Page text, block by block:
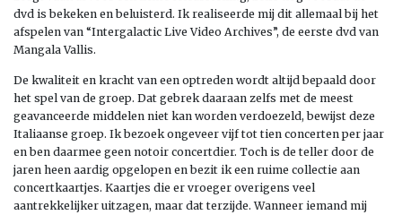
dvd is bekeken en beluisterd. Ik realiseerde mij dit allemaal bij het
afspelen van “Intergalactic Live Video Archives”, de eerste dvd van
Mangala Vallis.
De kwaliteit en kracht van een optreden wordt altijd bepaald door
het spel van de groep. Dat gebrek daaraan zelfs met de meest
geavanceerde middelen niet kan worden verdoezeld, bewijst deze
Italiaanse groep. Ik bezoek ongeveer vijf tot tien concerten per jaar
en ben daarmee geen notoir concertdier. Toch is de teller door de
jaren heen aardig opgelopen en bezit ik een ruime collectie aan
concertkaartjes. Kaartjes die er vroeger overigens veel
aantrekkelijker uitzagen, maar dat terzijde. Wanneer iemand mij